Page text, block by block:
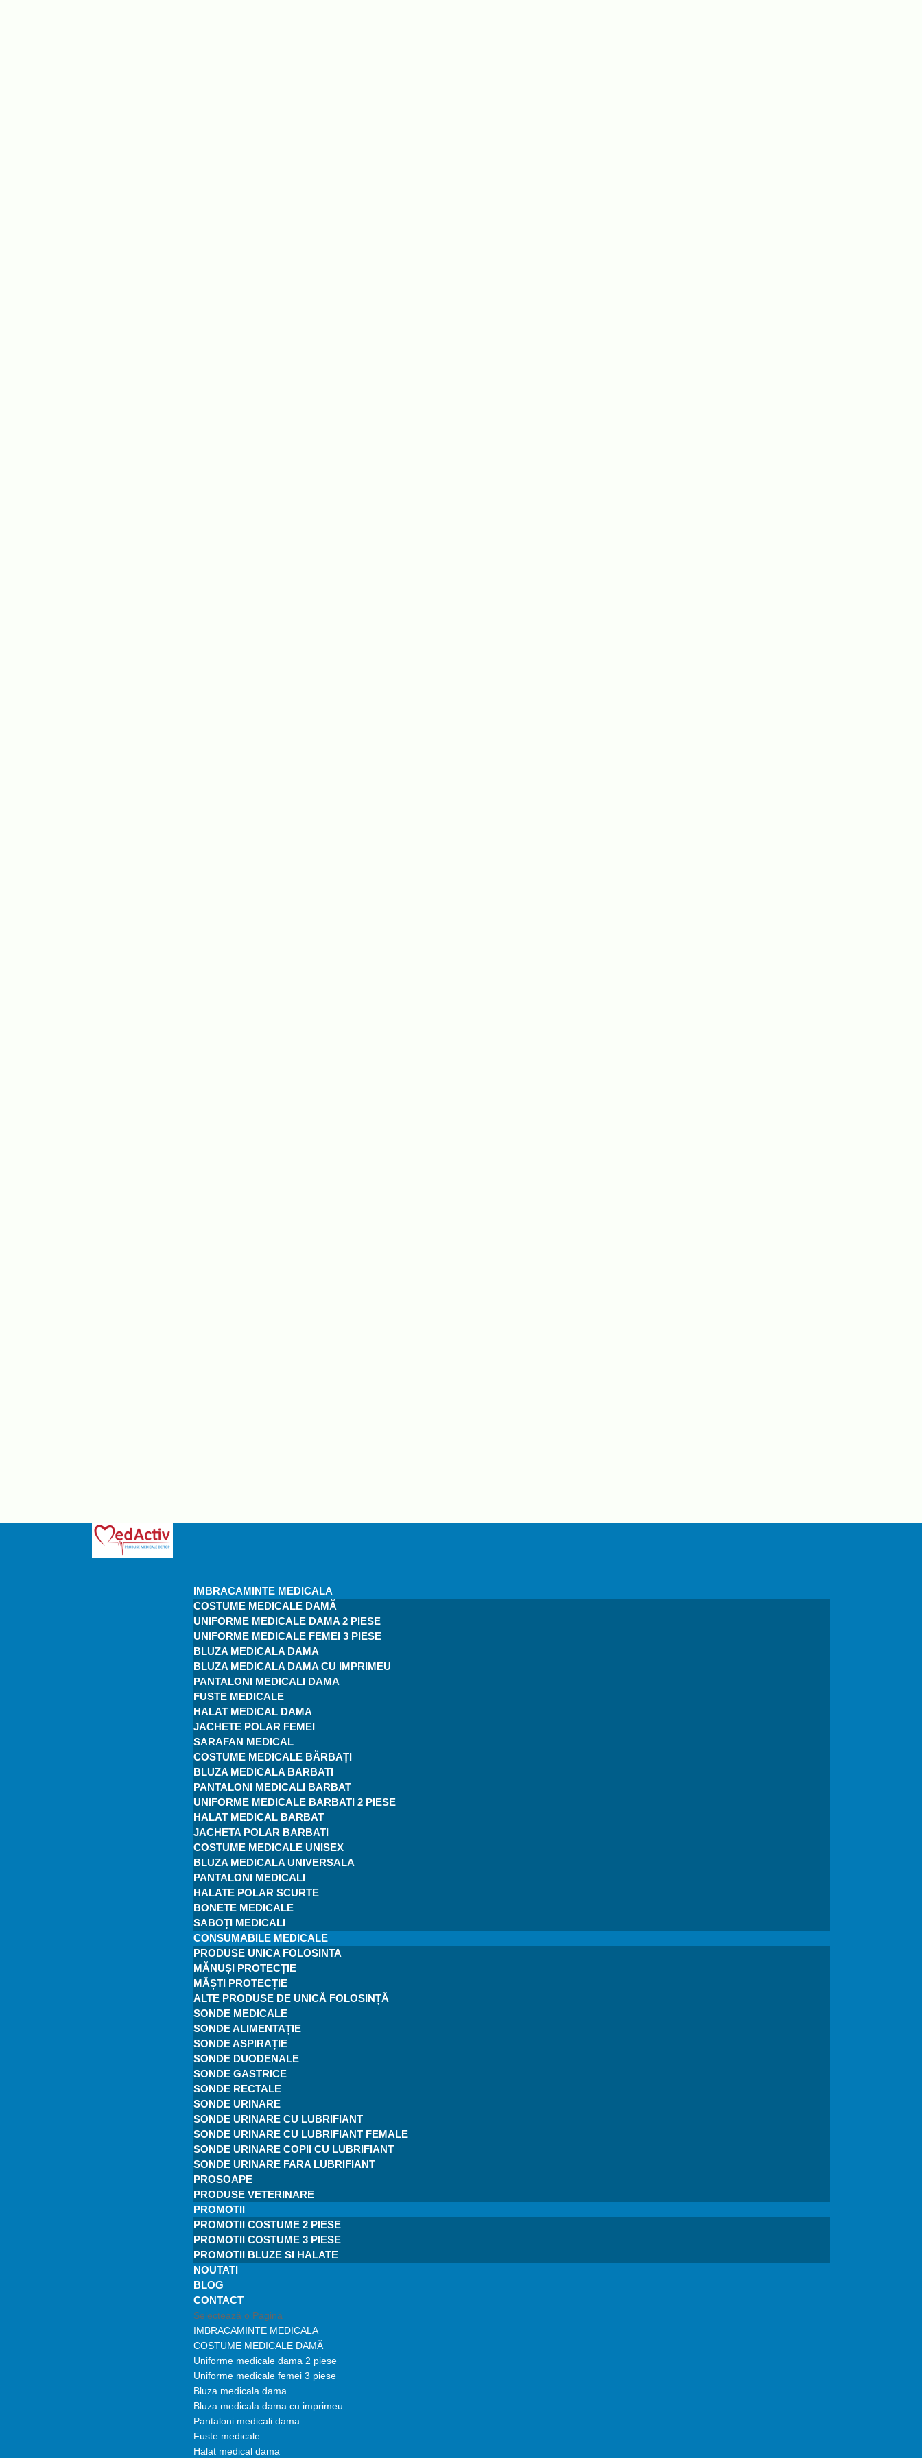
IMBRACAMINTE MEDICALA
COSTUME MEDICALE DAMĂ
UNIFORME MEDICALE DAMA 2 PIESE
UNIFORME MEDICALE FEMEI 3 PIESE
BLUZA MEDICALA DAMA
BLUZA MEDICALA DAMA CU IMPRIMEU
PANTALONI MEDICALI DAMA
FUSTE MEDICALE
HALAT MEDICAL DAMA
JACHETE POLAR FEMEI
SARAFAN MEDICAL
COSTUME MEDICALE BĂRBAȚI
BLUZA MEDICALA BARBATI
PANTALONI MEDICALI BARBAT
UNIFORME MEDICALE BARBATI 2 PIESE
HALAT MEDICAL BARBAT
JACHETA POLAR BARBATI
COSTUME MEDICALE UNISEX
BLUZA MEDICALA UNIVERSALA
PANTALONI MEDICALI
HALATE POLAR SCURTE
BONETE MEDICALE
SABOȚI MEDICALI
CONSUMABILE MEDICALE
PRODUSE UNICA FOLOSINTA
MĂNUȘI PROTECȚIE
MĂȘTI PROTECȚIE
ALTE PRODUSE DE UNICĂ FOLOSINȚĂ
SONDE MEDICALE
SONDE ALIMENTAȚIE
SONDE ASPIRAȚIE
SONDE DUODENALE
SONDE GASTRICE
SONDE RECTALE
SONDE URINARE
SONDE URINARE CU LUBRIFIANT
SONDE URINARE CU LUBRIFIANT FEMALE
SONDE URINARE COPII CU LUBRIFIANT
SONDE URINARE FARA LUBRIFIANT
PROSOAPE
PRODUSE VETERINARE
PROMOTII
PROMOTII COSTUME 2 PIESE
PROMOTII COSTUME 3 PIESE
PROMOTII BLUZE SI HALATE
NOUTATI
BLOG
CONTACT
Selectează o Pagină
IMBRACAMINTE MEDICALA
COSTUME MEDICALE DAMĂ
Uniforme medicale dama 2 piese
Uniforme medicale femei 3 piese
Bluza medicala dama
Bluza medicala dama cu imprimeu
Pantaloni medicali dama
Fuste medicale
Halat medical dama